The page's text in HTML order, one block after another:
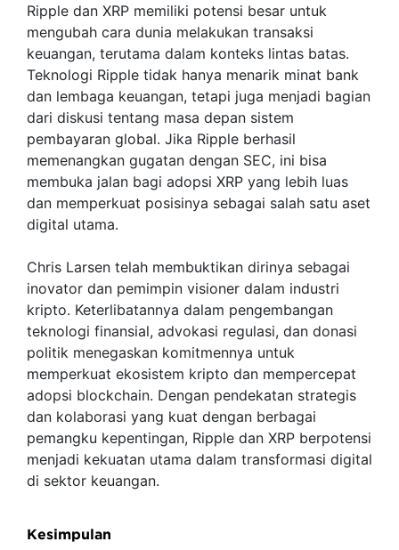
Ripple dan XRP memiliki potensi besar untuk
mengubah cara dunia melakukan transaksi
keuangan, terutama dalam konteks lintas batas.
Teknologi Ripple tidak hanya menarik minat bank
dan lembaga keuangan, tetapi juga menjadi bagian
dari diskusi tentang masa depan sistem
pembayaran global. Jika Ripple berhasil
memenangkan gugatan dengan SEC, ini bisa
membuka jalan bagi adopsi XRP yang lebih luas
dan memperkuat posisinya sebagai salah satu aset
digital utama.
Chris Larsen telah membuktikan dirinya sebagai
inovator dan pemimpin visioner dalam industri
kripto. Keterlibatannya dalam pengembangan
teknologi finansial, advokasi regulasi, dan donasi
politik menegaskan komitmennya untuk
memperkuat ekosistem kripto dan mempercepat
adopsi blockchain. Dengan pendekatan strategis
dan kolaborasi yang kuat dengan berbagai
pemangku kepentingan, Ripple dan XRP berpotensi
menjadi kekuatan utama dalam transformasi digital
di sektor keuangan.
Kesimpulan